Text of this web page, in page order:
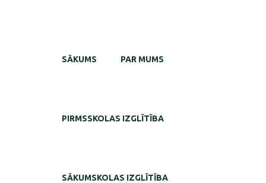
SĀKUMS PAR MUMS
PIRMSSKOLAS IZGLĪTĪBA
SĀKUMSKOLAS IZGLĪTĪBA